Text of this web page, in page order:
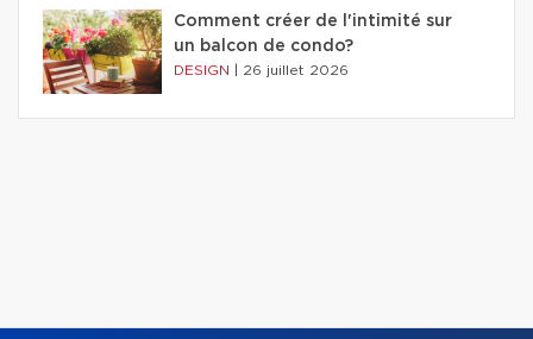
Comment créer de l'intimité sur
un balcon de condo?
DESIGN 26 juillet 2026